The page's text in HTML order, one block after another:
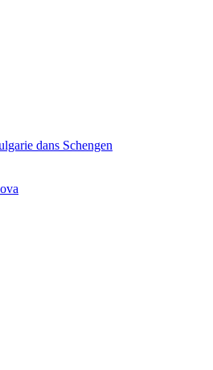
dans Schengen